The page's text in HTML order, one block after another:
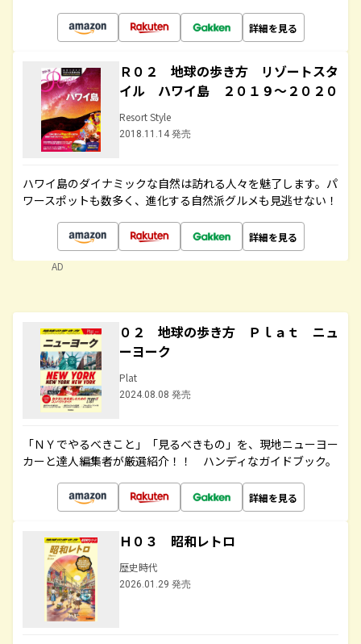
詳細を見る
Ｒ０２ 地球の歩き方 リゾートスタ
イル ハワイ島 ２０１９～２０２０
Resort Style
2018.11.14 発売
ハワイ島のダイナミックな自然は訪れる人々を魅了します。パ
ワースポットも数多く、進化する自然派グルメも見逃せない！
詳細を見る
AD
０２ 地球の歩き方 Ｐｌａｔ ニュ
ーヨーク
Plat
2024.08.08 発売
「ＮＹでやるべきこと」「見るべきもの」を、現地ニューヨー
カーと達人編集者が厳選紹介！！ ハンディなガイドブック。
詳細を見る
Ｈ０３ 昭和レトロ
歴史時代
2026.01.29 発売